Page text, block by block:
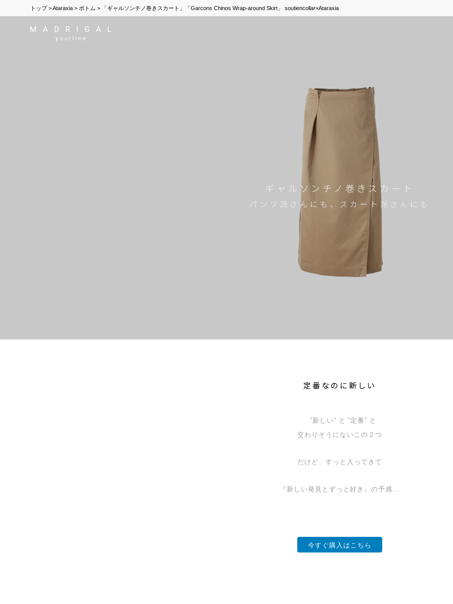
トップ Ataraxia ボトム 「ギャルソンチノ巻きスカート」「Garcons Chinos Wrap-around Skirt」 soutiencollar×Ataraxia
ギャルソンチノ巻きスカート
パンツ派さんにも、スカート派さんにも
定番なのに新しい
”新しい” と ”定番” と
交わりそうにないこの２つ
だけど、すっと入ってきて
『新しい発見とずっと好き』の予感...
今すぐ購入はこちら